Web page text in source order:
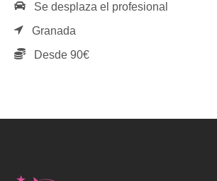
Se desplaza el profesional
Granada
Desde 90€